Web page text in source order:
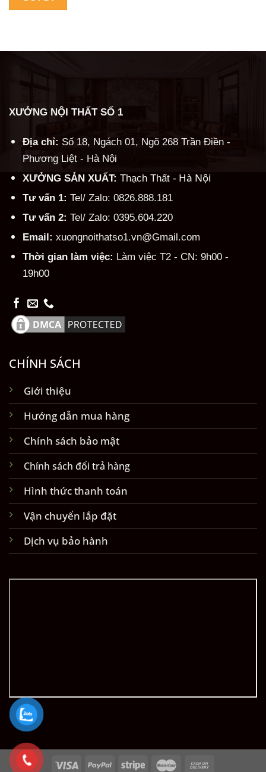
XƯỞNG NỘI THẤT SỐ 1
Địa chỉ: Số 18, Ngách 01, Ngõ 268 Trần Điền -
Phương Liệt - Hà Nội
XƯỞNG SẢN XUẤT: Thạch Thất - Hà Nội
Tư vấn 1: Tel/ Zalo: 0826.888.181
Tư vấn 2: Tel/ Zalo: 0395.604.220
Email: xuongnoithatso1.vn@Gmail.com
Thời gian làm việc: Làm việc T2 - CN: 9h00 -
19h00
CHÍNH SÁCH
Giới thiệu
Hướng dẫn mua hàng
Chính sách bảo mật
Chính sách đổi trả hàng
Hình thức thanh toán
Vận chuyển lắp đặt
Dịch vụ bảo hành